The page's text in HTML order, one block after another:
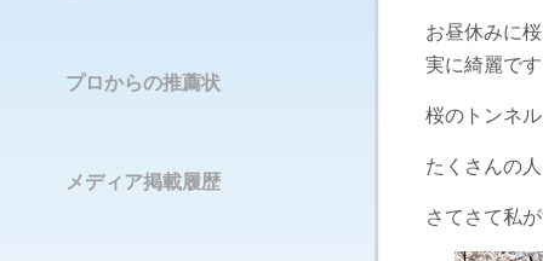
お昼休みに
実に綺麗で
桜のトンネ
たくさんの
さて さて私
プロからの推薦状
メディア掲載履歴